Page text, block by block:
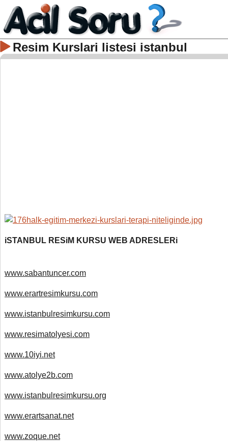
Resim Kurslari listesi istanbul
iSTANBUL RESiM KURSU WEB ADRESLERi
www.sabantuncer.com
www.erartresimkursu.com
www.istanbulresimkursu.com
www.resimatolyesi.com
www.10iyi.net
www.atolye2b.com
www.istanbulresimkursu.org
www.erartsanat.net
www.zoque.net